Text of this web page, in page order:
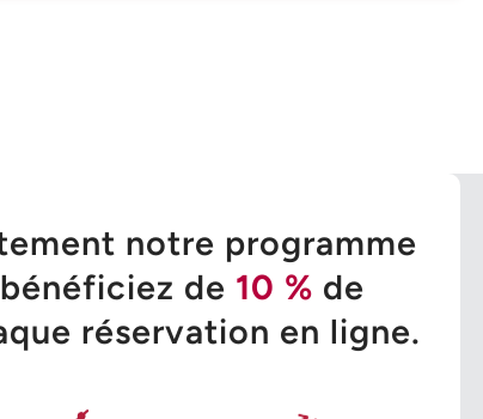
notre programme
de 10 % de
réservation en ligne.